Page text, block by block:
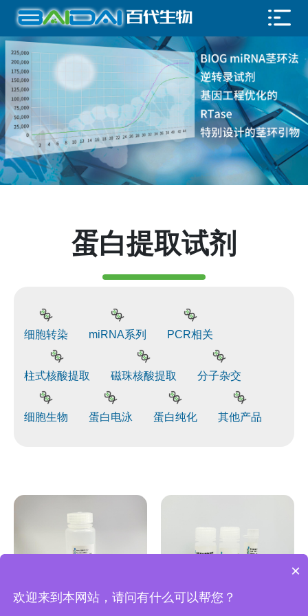
蛋白提取试剂
细胞转染 miRNA系列 PCR相关
柱式核酸提取 磁珠核酸提取 分子杂交
细胞生物 蛋白电泳 蛋白纯化 其他产品
BIOG高效RIPA裂解
BIOG胞浆蛋白与胞
×
欢迎来到本网站，请问有什么可以帮您？